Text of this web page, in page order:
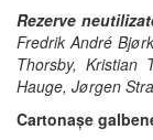
Rezerve
Fredrik André
Thorsby, Kristian
Hauge, Jørgen
Cartonașe